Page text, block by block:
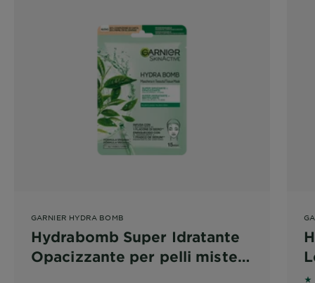
GARNIER HYDRA BOMB
Hydrabomb Super Idratante
Opacizzante per pelli miste o
5